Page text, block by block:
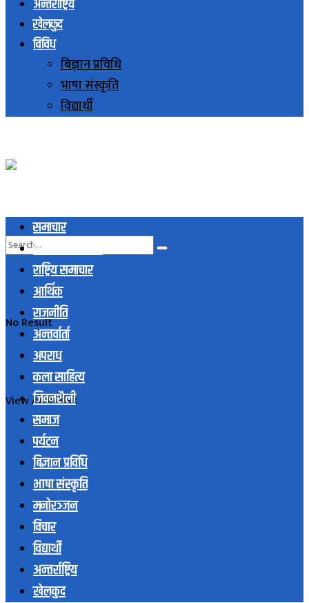
अन्तर्राष्ट्रिय
खेलकुद
विविध
बिज्ञान प्रविधि
भाषा संस्कृति
विद्यार्थी
No Result
View All Result
समाचार
स्थानिय समाचार
राष्ट्रिय समाचार
आर्थिक
राजनीति
अन्तर्वार्ता
अपराध
कला साहित्य
जिवनशैली
समाज
पर्यटन
बिज्ञान प्रविधि
भाषा संस्कृति
मनोरञ्जन
विचार
विद्यार्थी
अन्तर्राष्ट्रिय
खेलकुद